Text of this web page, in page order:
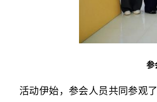
参
活动伊始，参会人员共同参观